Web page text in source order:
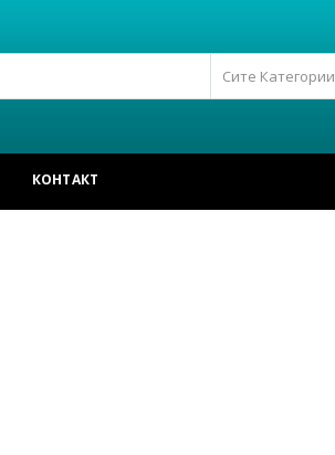
Сите Категории
КОНТАКТ